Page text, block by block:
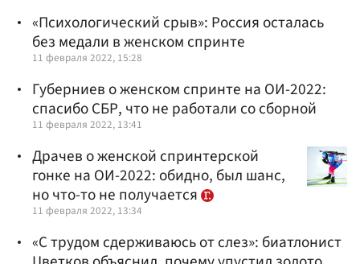
«Психологический срыв»: Россия осталась
без медали в женском спринте
11 февраля 2022, 15:28
Губерниев о женском спринте на ОИ-2022:
спасибо СБР, что не работали со сборной
11 февраля 2022, 13:41
Драчев о женской спринтерской
гонке на ОИ-2022: обидно, был шанс,
но что-то не получается
11 февраля 2022, 13:34
«С трудом сдерживаюсь от слез»: биатлонист